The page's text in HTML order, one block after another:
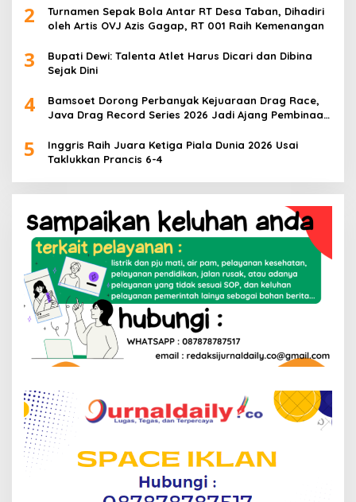
2
Turnamen Sepak Bola Antar RT Desa Taban, Dihadiri
oleh Artis OVJ Azis Gagap, RT 001 Raih Kemenangan
3
Bupati Dewi: Talenta Atlet Harus Dicari dan Dibina
Sejak Dini
4
Bamsoet Dorong Perbanyak Kejuaraan Drag Race,
Java Drag Record Series 2026 Jadi Ajang Pembinaan
5
Inggris Raih Juara Ketiga Piala Dunia 2026 Usai
Taklukkan Prancis 6-4